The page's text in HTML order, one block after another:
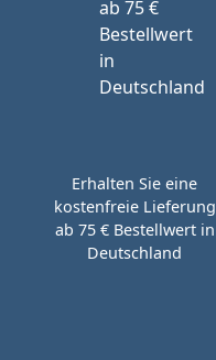
Erhalten Sie eine
kostenfreie Lieferung
ab 75 € Bestellwert in
Deutschland